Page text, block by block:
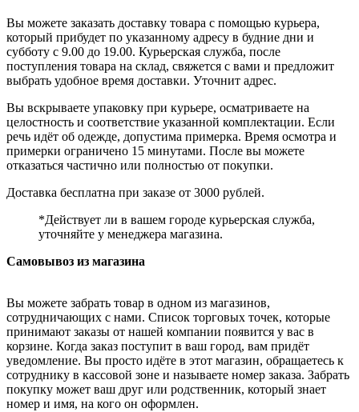
Вы можете заказать доставку товара с помощью курьера,
который прибудет по указанному адресу в будние дни и
субботу с 9.00 до 19.00. Курьерская служба, после
поступления товара на склад, свяжется с вами и предложит
выбрать удобное время доставки. Уточнит адрес.
Вы вскрываете упаковку при курьере, осматриваете на
целостность и соответствие указанной комплектации. Если
речь идёт об одежде, допустима примерка. Время осмотра и
примерки ограничено 15 минутами. После вы можете
отказаться частично или полностью от покупки.
Доставка бесплатна при заказе от 3000 рублей.
*Действует ли в вашем городе курьерская служба,
уточняйте у менеджера магазина.
Самовывоз из магазина
Вы можете забрать товар в одном из магазинов,
сотрудничающих с нами. Список торговых точек, которые
принимают заказы от нашей компании появится у вас в
корзине. Когда заказ поступит в ваш город, вам придёт
уведомление. Вы просто идёте в этот магазин, обращаетесь к
сотруднику в кассовой зоне и называете номер заказа. Забрать
покупку может ваш друг или родственник, который знает
номер и имя, на кого он оформлен.